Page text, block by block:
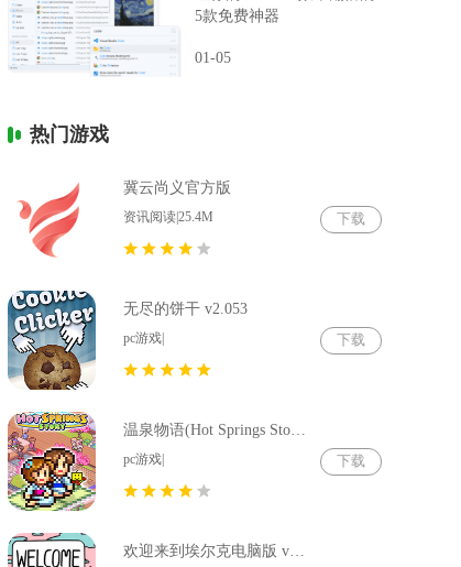
5款免费神器
01-05
热门游戏
冀云尚义官方版
资讯阅读|25.4M 下载
无尽的饼干 v2.053
pc游戏| 下载
温泉物语(Hot Springs Story) v2.79
pc游戏| 下载
欢迎来到埃尔克电脑版 v1.22.4